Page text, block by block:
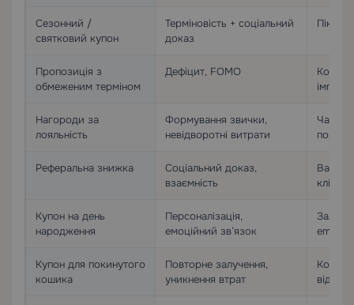
Сезонний /
святковий купон
Терміновість + соціальний
доказ
Піки
Пропозиція з
обмеженим терміном
Дефіцит, FOMO
Нагороди за
лояльність
Формування звички,
невідворотні витрати
Реферальна знижка
Соціальний доказ,
взаємність
Купон на день
народження
Персоналізація,
емоційний зв’язок
email,
Купон для покинутого
кошика
Повторне залучення,
уникнення втрат